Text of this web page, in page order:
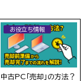
お役立ち情報
中古PC「売却」の方法？